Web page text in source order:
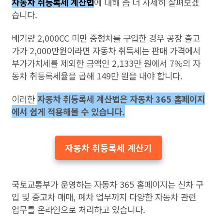
습니다.
배기량 2,000CC 미만 중형차를 구입한 경우 공장 출고
가가 2,000만원이라면 자동차 취득세는 판매 가격에서
부가가치세를 제외한 금액인 2,133만 원에서 7%의 자
동차 취등록세율을 곱해 149만 원을 내야 합니다.
이러한자동차 취등록세 계산법은 자동차 365 홈페이지
에서 쉽게 적용해볼 수 있습니다.
자동차 취등록세 계산기
국토교통부가 운영하는 자동차 365 홈페이지는 신차 구
입 및 중고차 매매, 폐차 업무까지 다양한 자동차 관련
업무를 온라인으로 처리하고 있습니다.